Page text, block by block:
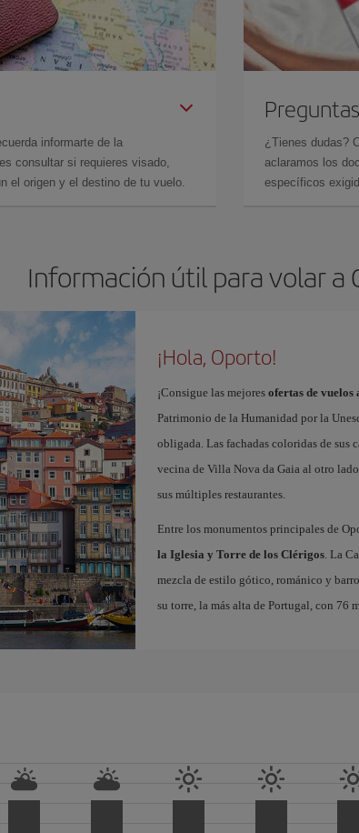
informarte de la
consultar si requieres visado,
el origen y el destino de tu vuelo.
¿Tienes dudas?
aclaramos los
específicos
Información útil para volar a
¡Hola, Oporto!
¡Consigue las mejores ofertas de vuelos
Patrimonio de la Humanidad por la
obligada. Las fachadas coloridas de sus
vecina de Villa Nova da Gaia al otro
sus múltiples restaurantes.
Entre los monumentos principales de
la Iglesia y Torre de los Clérigos. La
mezcla de estilo gótico, románico y
su torre, la más alta de Portugal, con 76